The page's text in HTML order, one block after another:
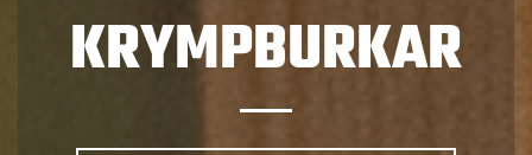
KRYMPBURKAR